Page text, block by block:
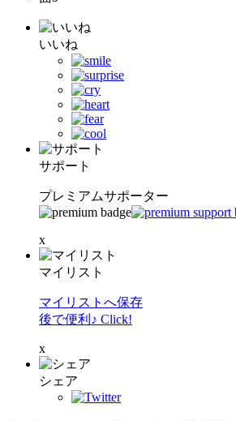
いいね
サポート
プレミアムサポーター
x
マイリスト
マイリストへ保存
後で便利♪ Click!
x
シェア